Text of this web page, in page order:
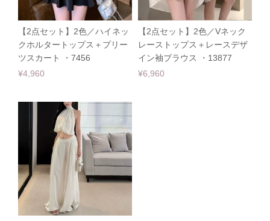
【2点セット】2色／ハイネッ
クホルタートップス＋プリー
ツスカート ・7456
¥4,960
【2点セット】2色／Vネック
レーストップス＋レースデザ
イン袖ブラウス ・13877
¥6,960